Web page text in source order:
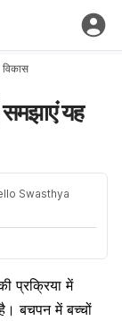
विकास
यह
Swasthya
प्रक्रिया में
है।बचपनमें बच्चों